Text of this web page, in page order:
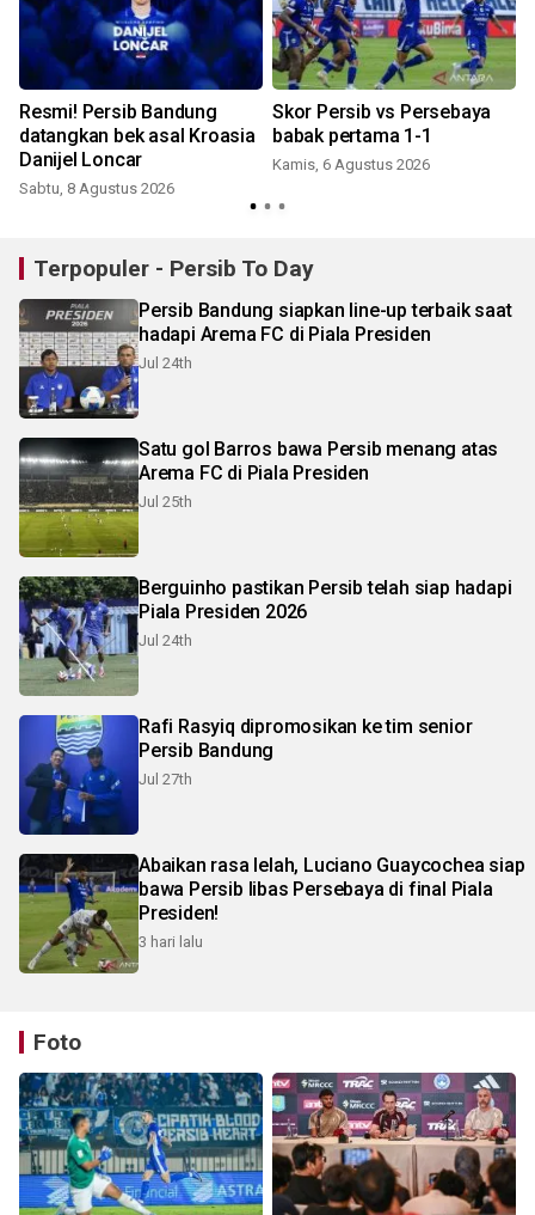
Resmi! Persib Bandung
datangkan bek asal Kroasia
Danijel Loncar
Sabtu, 8 Agustus 2026
Skor Persib vs Persebaya
babak pertama 1-1
Kamis, 6 Agustus 2026
Terpopuler - Persib To Day
Persib Bandung siapkan line-up terbaik saat
hadapi Arema FC di Piala Presiden
Jul 24th
Satu gol Barros bawa Persib menang atas
Arema FC di Piala Presiden
Jul 25th
Berguinho pastikan Persib telah siap hadapi
Piala Presiden 2026
Jul 24th
Rafi Rasyiq dipromosikan ke tim senior
Persib Bandung
Jul 27th
Abaikan rasa lelah, Luciano Guaycochea siap
bawa Persib libas Persebaya di final Piala
Presiden!
3 hari lalu
Foto